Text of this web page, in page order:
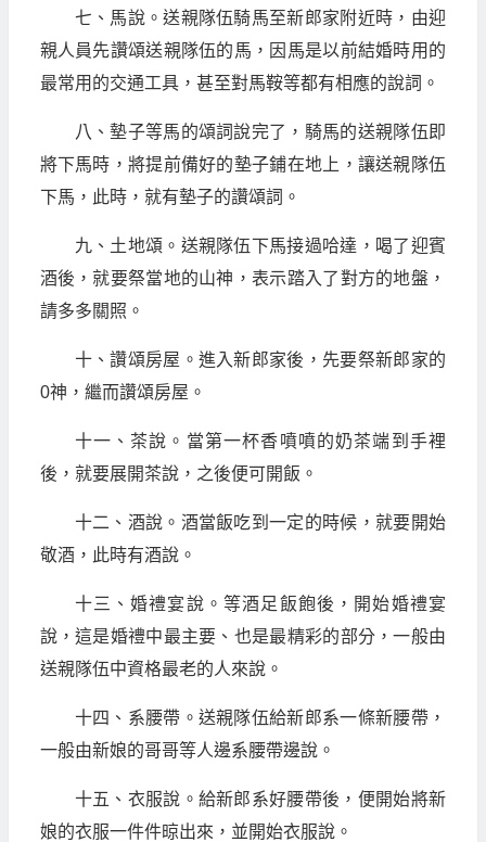
七、馬說。送親隊伍騎馬至新郎家附近時，由迎
親人員先讚頌送親隊伍的馬，因馬是以前結婚時用的
最常用的交通工具，甚至對馬鞍等都有相應的說詞。
八、墊子等馬的頌詞說完了，騎馬的送親隊伍即
將下馬時，將提前備好的墊子鋪在地上，讓送親隊伍
下馬，此時，就有墊子的讚頌詞。
九、土地頌。送親隊伍下馬接過哈達，喝了迎賓
酒後，就要祭當地的山神，表示踏入了對方的地盤，
請多多關照。
十、讚頌房屋。進入新郎家後，先要祭新郎家的
0神，繼而讚頌房屋。
十一、茶說。當第一杯香噴噴的奶茶端到手裡
後，就要展開茶說，之後便可開飯。
十二、酒說。酒當飯吃到一定的時候，就要開始
敬酒，此時有酒說。
十三、婚禮宴說。等酒足飯飽後，開始婚禮宴
說，這是婚禮中最主要、也是最精彩的部分，一般由
送親隊伍中資格最老的人來說。
十四、系腰帶。送親隊伍給新郎系一條新腰帶，
一般由新娘的哥哥等人邊系腰帶邊說。
十五、衣服說。給新郎系好腰帶後，便開始將新
娘的衣服一件件晾出來，並開始衣服說。